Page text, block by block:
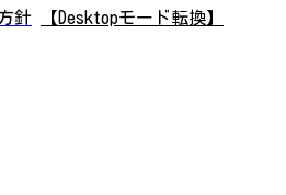
針
【Desktopモード転換】